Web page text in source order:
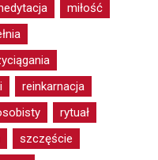
miłość
reinkarnacja
rytuał
szczęście